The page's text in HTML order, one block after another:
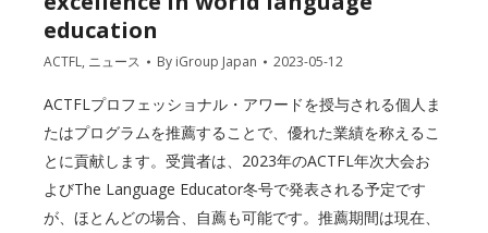
education
ACTFL, ニュース By iGroup Japan 2023-05-12
ACTFLプロフェッショナル・アワードを授与される個人ま
たはプログラムを推薦することで、優れた業績を称えるこ
とに貢献します。受賞者は、2023年のACTFL年次大会お
よびThe Language Educator冬号で発表される予定です
が、ほとんどの場合、自薦も可能です。推薦期間は現在、